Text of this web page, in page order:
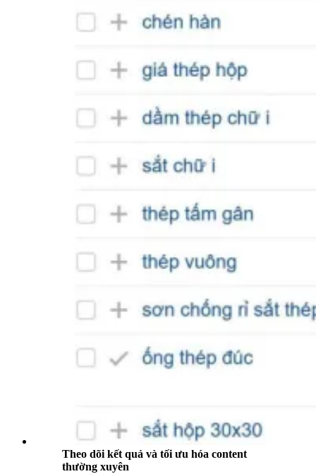
Theo dõi kết quả và tối ưu hóa content
thường xuyên